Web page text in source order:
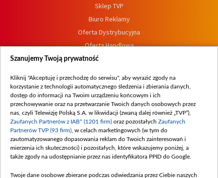
Sklep TVP
Biuro Reklamy
Oferta Dystrybucyjna
Oferta Handlowa
Dostępność
Procedura zgłoszeń wewnętrznych
Szanujemy Twoją prywatność
Kliknij "Akceptuję i przechodzę do serwisu", aby wyrazić zgody na
korzystanie z technologii automatycznego śledzenia i zbierania danych,
dostęp do informacji na Twoim urządzeniu końcowym i ich
przechowywanie oraz na przetwarzanie Twoich danych osobowych przez
nas, czyli Telewizję Polską S.A. w likwidacji (zwaną dalej również „TVP”),
Zaufanych Partnerów z IAB* (1201 firm) oraz pozostałych Zaufanych
Partnerów TVP (93 firm) , w celach marketingowych (w tym do
zautomatyzowanego dopasowania reklam do Twoich zainteresowań i
mierzenia ich skuteczności) i pozostałych, które wskazujemy poniżej, a
także zgody na udostępnianie przez nas identyfikatora PPID do Google.
Twoje dane osobowe zbierane podczas odwiedzania przez Ciebie naszych